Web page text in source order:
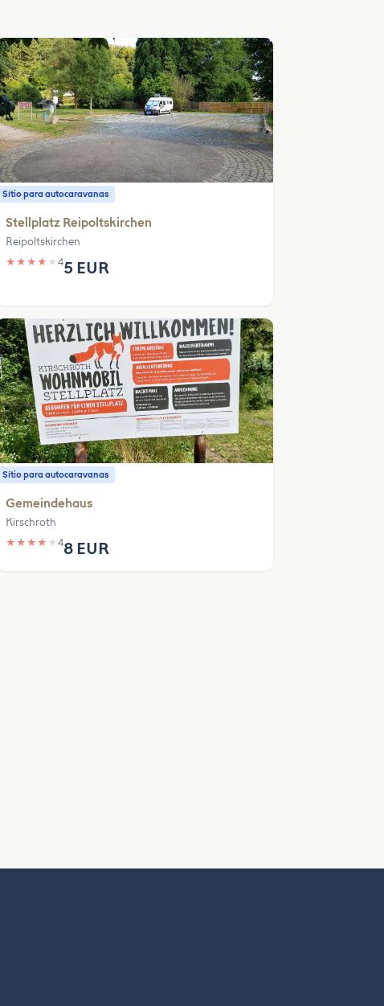
Sítio para autocaravanas
Stellplatz Reipoltskirchen
Reipoltskirchen
★ ★ ★ ★ ★ 45 EUR
Sítio para autocaravanas
Gemeindehaus
Kirschroth
★ ★ ★ ★ ★ 48 EUR